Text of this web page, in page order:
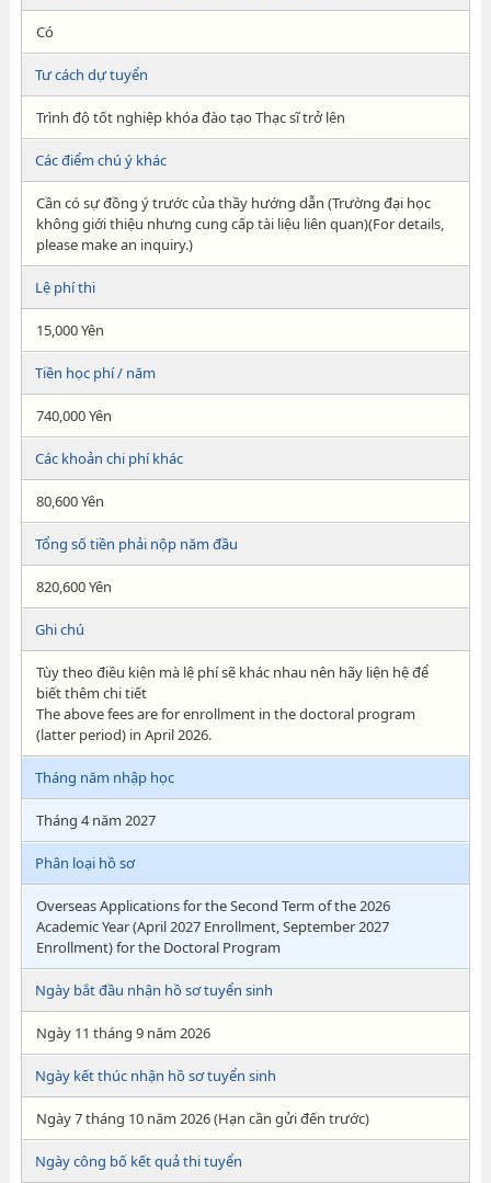
Có
Tư cách dự tuyển
Trình độ tốt nghiệp khóa đào tạo Thạc sĩ trở lên
Các điểm chú ý khác
Cần có sự đồng ý trước của thầy hướng dẫn (Trường đại học
không giới thiệu nhưng cung cấp tài liệu liên quan)(For details,
please make an inquiry.)
Lệ phí thi
15,000 Yên
Tiền học phí / năm
740,000 Yên
Các khoản chi phí khác
80,600 Yên
Tổng số tiền phải nộp năm đầu
820,600 Yên
Ghi chú
Tùy theo điều kiện mà lệ phí sẽ khác nhau nên hãy liện hệ để
biết thêm chi tiết
The above fees are for enrollment in the doctoral program
(latter period) in April 2026.
Tháng năm nhập học
Tháng 4 năm 2027
Phân loại hồ sơ
Overseas Applications for the Second Term of the 2026
Academic Year (April 2027 Enrollment, September 2027
Enrollment) for the Doctoral Program
Ngày bắt đầu nhận hồ sơ tuyển sinh
Ngày 11 tháng 9 năm 2026
Ngày kết thúc nhận hồ sơ tuyển sinh
Ngày 7 tháng 10 năm 2026 (Hạn cần gửi đến trước)
Ngày công bố kết quả thi tuyển